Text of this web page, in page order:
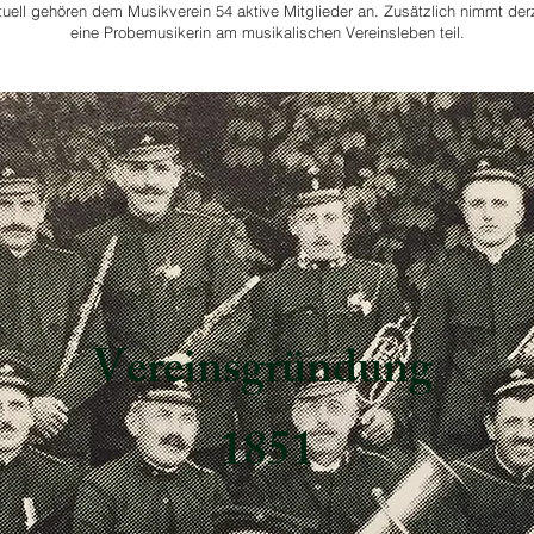
gehören dem Musikverein 54 aktive Mitglieder an. Zusätzlich nimmt
eine Probemusikerin am musikalischen Vereinsleben teil.
Vereinsgründung
1851